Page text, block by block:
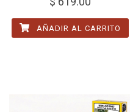
AÑADIR AL CARRITO